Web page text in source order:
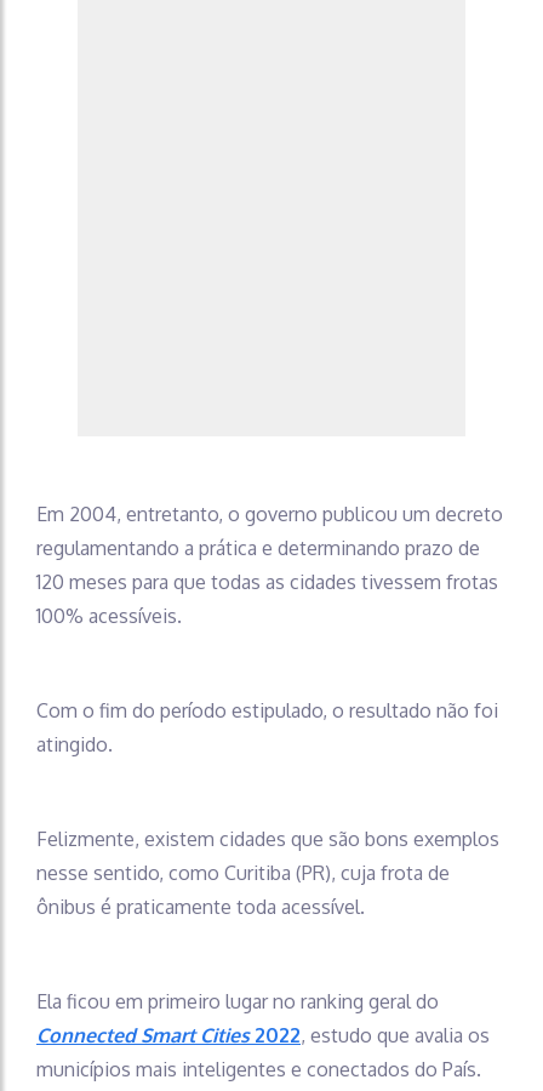
Em 2004, entretanto, o governo publicou um decreto
regulamentando a prática e determinando prazo de
120 meses para que todas as cidades tivessem frotas
100% acessíveis.
Com o fim do período estipulado, o resultado não foi
atingido.
Felizmente, existem cidades que são bons exemplos
nesse sentido, como Curitiba (PR), cuja frota de
ônibus é praticamente toda acessível.
Ela ficou em primeiro lugar no ranking geral do
Connected Smart Cities2022, estudo que avalia os
municípios mais inteligentes e conectados do País.